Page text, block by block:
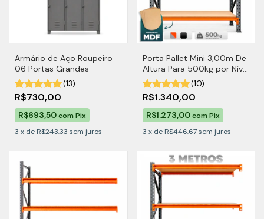
Armário de Aço Roupeiro
06 Portas Grandes
(13)
R$730,00
R$693,50comPix
3 x de R$243,33 sem juros
Porta Pallet Mini 3,00m De
Altura Para 500kg por Nível
Com MDF
(10)
R$1.340,00
R$1.273,00com Pix
3 x de R$446,67 sem juros